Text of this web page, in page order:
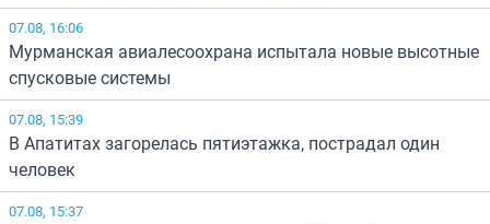
07.08, 16:06
Мурманская авиалесоохрана испытала новые высотные
спусковые системы
07.08, 15:39
В Апатитах загорелась пятиэтажка, пострадал один
человек
07.08, 15:37